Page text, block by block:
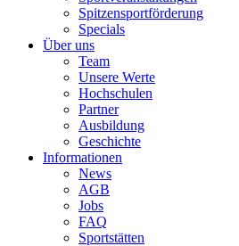
Spitzensportförderung
Specials
Über uns
Team
Unsere Werte
Hochschulen
Partner
Ausbildung
Geschichte
Informationen
News
AGB
Jobs
FAQ
Sportstätten